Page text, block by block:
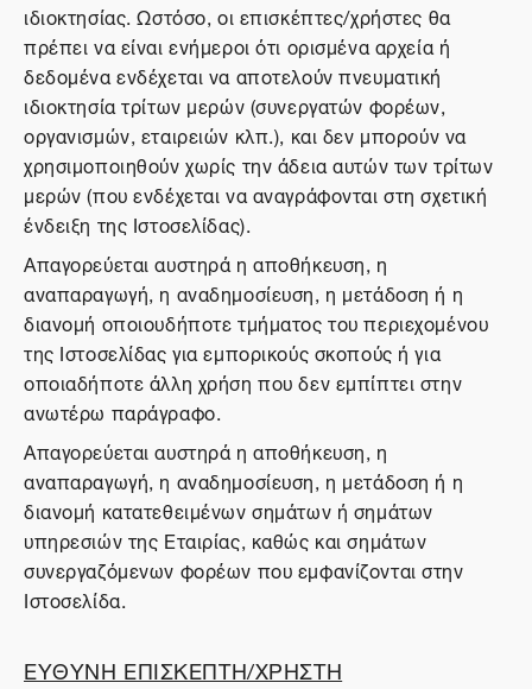
ιδιοκτησίας. Ωστόσο, οι επισκέπτες/χρήστες θα
πρέπει να είναι ενήμεροι ότι ορισμένα αρχεία ή
δεδομένα ενδέχεται να αποτελούν πνευματική
ιδιοκτησία τρίτων μερών (συνεργατών φορέων,
οργανισμών, εταιρειών κλπ.), και δεν μπορούν να
χρησιμοποιηθούν χωρίς την άδεια αυτών των τρίτων
μερών (που ενδέχεται να αναγράφονται στη σχετική
ένδειξη της Ιστοσελίδας).
Απαγορεύεται αυστηρά η αποθήκευση, η
αναπαραγωγή, η αναδημοσίευση, η μετάδοση ή η
διανομή οποιουδήποτε τμήματος του περιεχομένου
της Ιστοσελίδας για εμπορικούς σκοπούς ή για
οποιαδήποτε άλλη χρήση που δεν εμπίπτει στην
ανωτέρω παράγραφο.
Απαγορεύεται αυστηρά η αποθήκευση, η
αναπαραγωγή, η αναδημοσίευση, η μετάδοση ή η
διανομή κατατεθειμένων σημάτων ή σημάτων
υπηρεσιών της Εταιρίας, καθώς και σημάτων
συνεργαζόμενων φορέων που εμφανίζονται στην
Ιστοσελίδα.
ΕΥΘΥΝΗ ΕΠΙΣΚΕΠΤΗ/ΧΡΗΣΤΗ